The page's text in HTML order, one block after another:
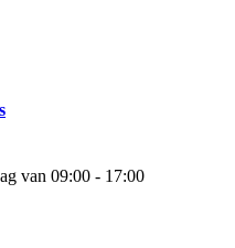
van 09:00 - 17:00